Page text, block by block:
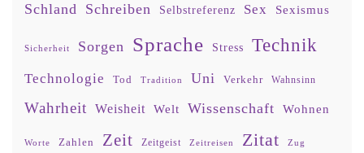
Schland Schreiben Selbstreferenz Sex Sexismus
Sicherheit Sorgen Sprache Stress Technik
Technologie Tod Tradition Uni Verkehr Wahnsinn
Wahrheit Weisheit Welt Wissenschaft Wohnen
Worte Zahlen Zeit Zeitgeist Zeitreisen Zitat Zug